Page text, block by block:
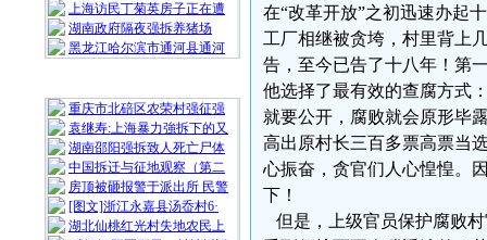
上海访民丁菊英房子正在遭
湖南政府隔夜强拆养猪场
黑龙江哈尔滨市通河县通河
重庆市北碚区农荣村强征强
袁继寿:上海暴力強拆下的又
湖南邵阳强拆致人死亡尸体
中国拆迁与征地观察（第二
房顶被砸报警于派出所 民警
[图文]浙江永嘉县汤岙村6·
湖北仙桃红光村失地农民上
在“改革开放”之初迅速办起
工厂相继被贪垮，村里背上
告，至今已告了十八年！第
他选择了最有效的查腐方式
就要公开，腐败就会原形毕
高出原村长三百多票高票当
心振奋，贪官们人心惶惶。
下！
但是，上级官员保护腐败